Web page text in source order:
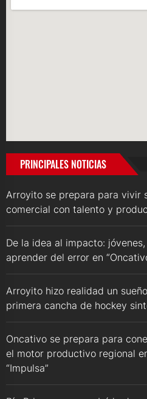
PRINCIPALES NOTICIAS
Arroyito se prepara para vivir
comercial con talento y
De la idea al impacto:
aprender del error en
Arroyito hizo realidad un
primera cancha de hockey
Oncativo se prepara para
el motor productivo regional
“Impulsa”